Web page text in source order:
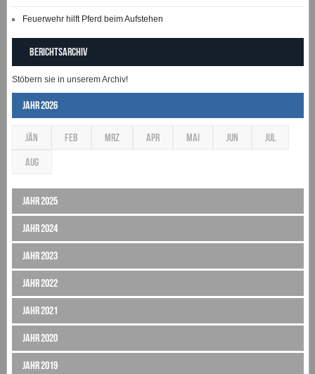
Feuerwehr hilft Pferd beim Aufstehen
Berichtsarchiv
Stöbern sie in unserem Archiv!
Jahr 2026
JÄN FEB MRZ APR MAI JUN JUL
AUG
Jahr 2025
Jahr 2024
Jahr 2023
Jahr 2022
Jahr 2021
Jahr 2020
Jahr 2019